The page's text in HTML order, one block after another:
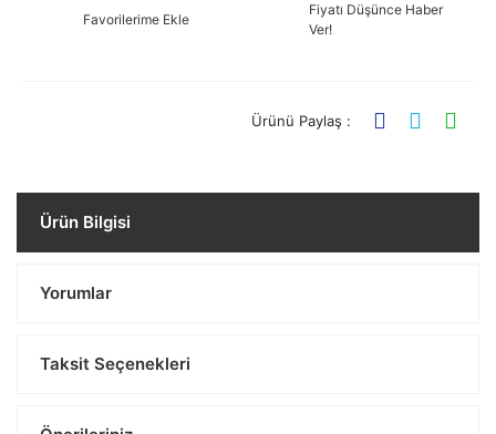
Favorilerime Ekle
Fiyatı Düşünce Haber
Ver!
Ürünü Paylaş :
Ürün Bilgisi
Yorumlar
Taksit Seçenekleri